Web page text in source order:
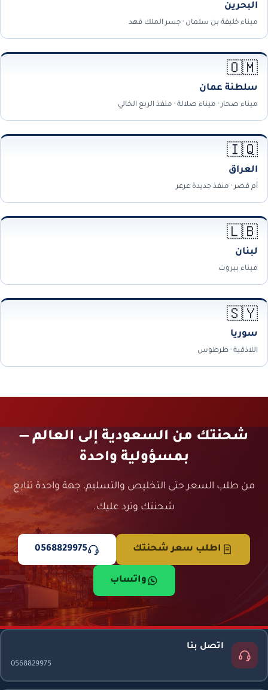
البحرين
ميناء خليفة بن سلمان · جسر الملك فهد
🇴🇲
سلطنة عمان
ميناء صحار · ميناء صلالة · منفذ الربع الخالي
🇮🇶
العراق
أم قصر · منفذ جديدة عرعر
🇱🇧
لبنان
ميناء بيروت
🇸🇾
سوريا
اللاذقية · طرطوس
شحنتك من السعودية إلى العالم —
بمسؤولية واحدة
من طلب السعر حتى التخليص والتسليم، جهة واحدة تتابع
شحنتك وترد عليك.
اطلب سعر شحنتك 0568829975
واتساب
اتصل بنا
0568829975